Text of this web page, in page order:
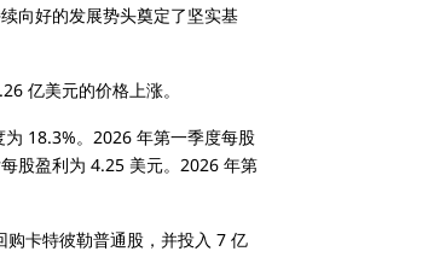
向好的发展势头奠定了坚实基
亿美元的价格上涨。
18.3%。2026 年第一季度每股
股盈利为 4.25 美元。2026 年第
卡特彼勒普通股，并投入 7 亿